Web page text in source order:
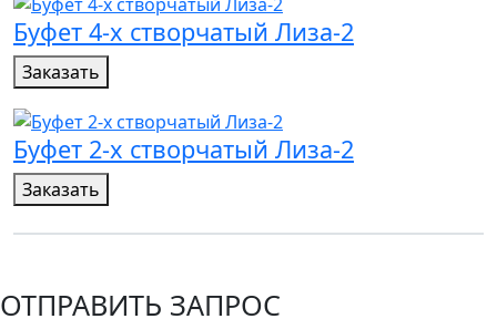
Буфет 4-х створчатый Лиза-2
Заказать
Буфет 2-х створчатый Лиза-2
Заказать
ОТПРАВИТЬ ЗАПРОС